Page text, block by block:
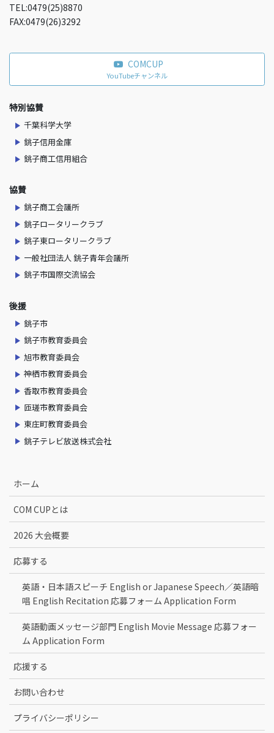
TEL:0479(25)8870
FAX:0479(26)3292
COMCUP
YouTubeチャンネル
特別協賛
千葉科学大学
銚子信用金庫
銚子商工信用組合
協賛
銚子商工会議所
銚子ロータリークラブ
銚子東ロータリークラブ
一般社団法人 銚子青年会議所
銚子市国際交流協会
後援
銚子市
銚子市教育委員会
旭市教育委員会
神栖市教育委員会
香取市教育委員会
匝瑳市教育委員会
東庄町教育委員会
銚子テレビ放送株式会社
ホーム
COM CUPとは
2026 大会概要
応募する
英語・日本語スピーチ English or Japanese Speech／英語暗
唱 English Recitation 応募フォーム Application Form
英語動画メッセージ部門 English Movie Message 応募フォー
ム Application Form
応援する
お問い合わせ
プライバシーポリシー